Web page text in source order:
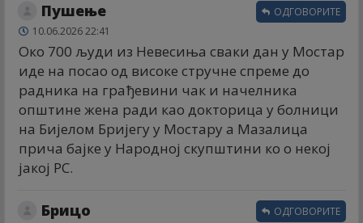
Пушење
10.06.2026 22:41
Око 700 људи из Невесиња сваки дан у Мостар
иде на посао од високе стручне спреме до
радника на грађевини чак и начелника
општине жена ради као докторица у болници
на Бијелом Бријегу у Мостару а Мазалица
прича бајке у Народној скупштини ко о некој
јакој РС.
ОДГОВОРИТЕ
Брицо ОДГОВОРИТЕ